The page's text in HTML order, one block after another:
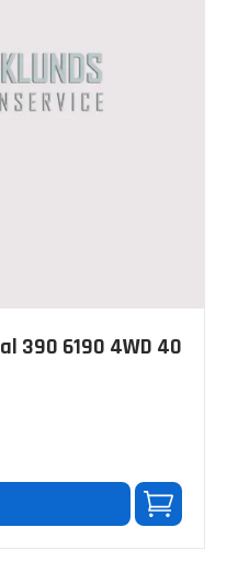
390 6190 4WD 40